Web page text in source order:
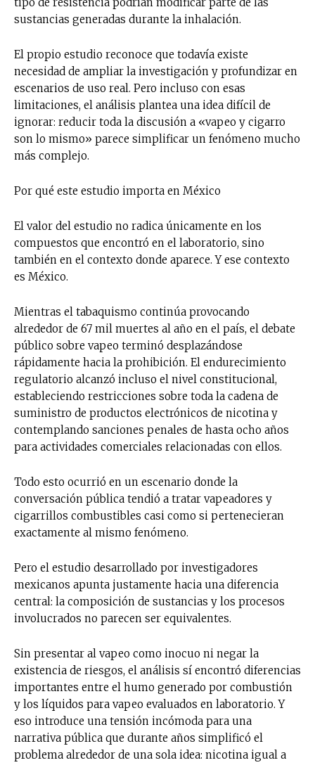
No te pierdas de las
últimas noticias
Suscríbete a nuestro boletín diario y
reducción de daños en tu correo
Subscribe to our daily clipping and
receive all the news of vaping and
tobacco harm reduction in your email.
SUBSCRIBIRSE
sustancias generadas durante la inhalación.
El propio estudio reconoce que todavía existe
necesidad de ampliar la investigación y profundizar en
escenarios de uso real. Pero incluso con esas
limitaciones, el análisis plantea una idea difícil de
ignorar: reducir toda la discusión a «vapeo y cigarro
son lo mismo» parece simplificar un fenómeno mucho
más complejo.
Por qué este estudio importa en México
El valor del estudio no radica únicamente en los
compuestos que encontró en el laboratorio, sino
también en el contexto donde aparece. Y ese contexto
es México.
Mientras el tabaquismo continúa provocando
alrededor de 67 mil muertes al año en el país, el debate
público sobre vapeo terminó desplazándose
rápidamente hacia la prohibición. El endurecimiento
regulatorio alcanzó incluso el nivel constitucional,
estableciendo restricciones sobre toda la cadena de
suministro de productos electrónicos de nicotina y
contemplando sanciones penales de hasta ocho años
para actividades comerciales relacionadas con ellos.
Todo esto ocurrió en un escenario donde la
conversación pública tendió a tratar vapeadores y
cigarrillos combustibles casi como si pertenecieran
exactamente al mismo fenómeno.
Pero el estudio desarrollado por investigadores
mexicanos apunta justamente hacia una diferencia
central: la composición de sustancias y los procesos
involucrados no parecen ser equivalentes.
Sin presentar al vapeo como inocuo ni negar la
existencia de riesgos, el análisis sí encontró diferencias
importantes entre el humo generado por combustión
y los líquidos para vapeo evaluados en laboratorio. Y
eso introduce una tensión incómoda para una
narrativa pública que durante años simplificó el
problema alrededor de una sola idea: nicotina igual a